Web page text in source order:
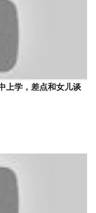
上学，差点和女儿谈